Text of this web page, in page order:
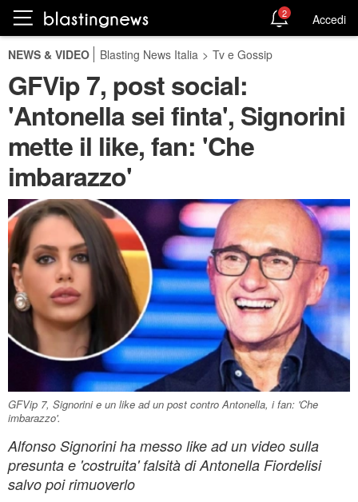
2 Accedi
NEWS & VIDEO Blasting News Italia > Tv e Gossip
GFVip 7, post social:
'Antonella sei finta', Signorini
mette il like, fan: 'Che
imbarazzo'
GFVip 7, Signorini e un like ad un post contro Antonella, i fan: 'Che
imbarazzo'.
Alfonso Signorini ha messo like ad un video sulla
presunta e 'costruita' falsità di Antonella Fiordelisi
salvo poi rimuoverlo